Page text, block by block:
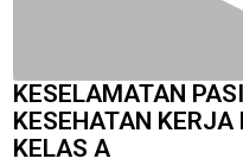
KESELAMATAN
KESEHATAN
KELAS A